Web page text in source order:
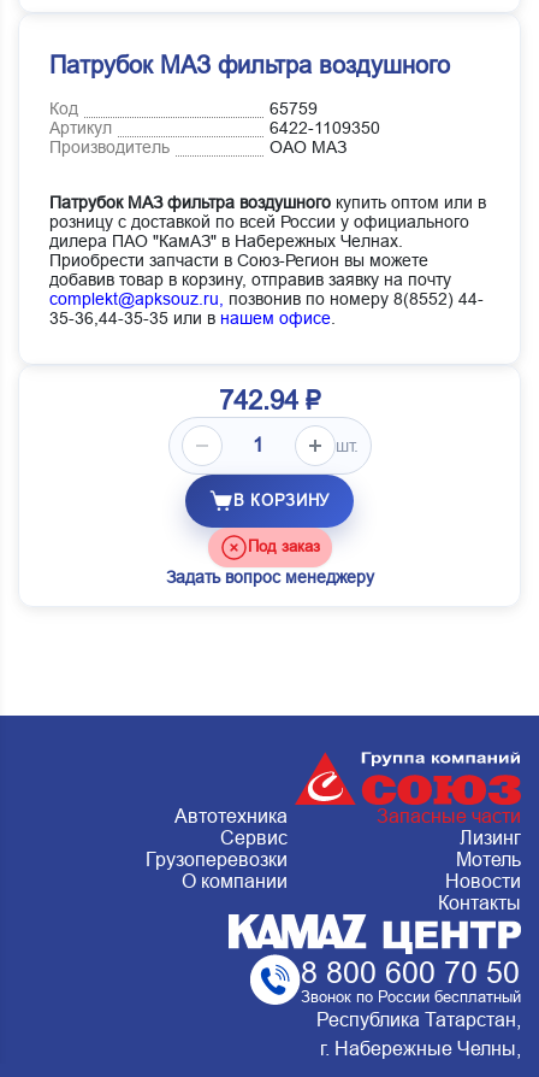
Патрубок МАЗ фильтра воздушного
Код
65759
Артикул
6422-1109350
Производитель
ОАО МАЗ
Патрубок МАЗ фильтра воздушного купить оптом или в
розницу с доставкой по всей России у официального
дилера ПАО "КамАЗ" в Набережных Челнах.
Приобрести запчасти в Союз-Регион вы можете
добавив товар в корзину, отправив заявку на почту
complekt@apksouz.ru,
позвонив по номеру 8(8552) 44-
35-36,44-35-35 или в нашем офисе
742.94 ₽
шт.
В КОРЗИНУ
Под заказ
Задать вопрос менеджеру
Автотехника
Запасные части
Сервис
Лизинг
Грузоперевозки
Мотель
О компании
Новости
Контакты
8 800 600 70 50
Звонок по России бесплатный
Республика Татарстан,
г. Набережные Челны,